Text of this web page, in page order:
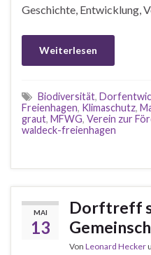
Geschichte, Entwicklung,
Weiterlesen
Biodiversität,
Freienhagen, Klimaschutz,
graut, MFWG, Verein zur
waldeck-freienhagen
MAI
13
Dorftreff
Von Leonard Hecker